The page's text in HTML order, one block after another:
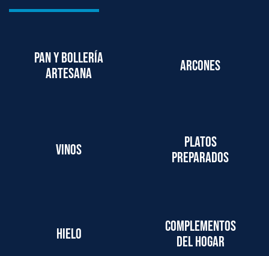
Pan y bollería
artesana
Arcones
Vinos
Platos
preparados
Hielo
Complementos
del hogar